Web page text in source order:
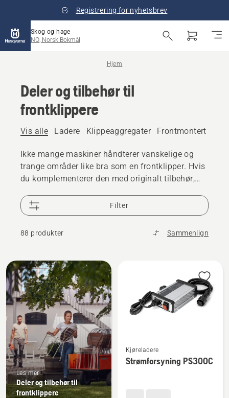
Registrering for nyhetsbrev
Skog og hage
NO, Norsk Bokmål
Hjem
Deler og tilbehør til
frontklippere
Vis alle Ladere Klippeaggregater Frontmontert
Ikke mange maskiner håndterer vanskelige og
trange områder like bra som en frontklipper. Hvis
du komplementerer den med originalt tilbehør,
Filter
88 produkter Sammenlign
Alle
produkter
Les mer
Deler og tilbehør til
frontklippere
flere
detaljer
Kjøreladere
Strømforsyning PS300C